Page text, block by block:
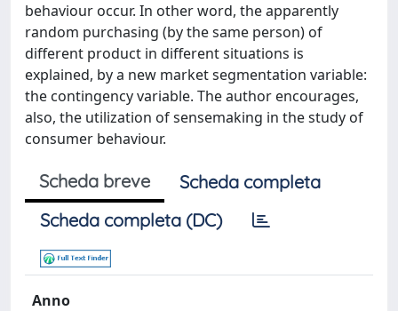
behaviour occur. In other word, the apparently
random purchasing (by the same person) of
different product in different situations is
explained, by a new market segmentation variable:
the contingency variable. The author encourages,
also, the utilization of sensemaking in the study of
consumer behaviour.
Scheda breve
Scheda completa
Scheda completa (DC)
Anno